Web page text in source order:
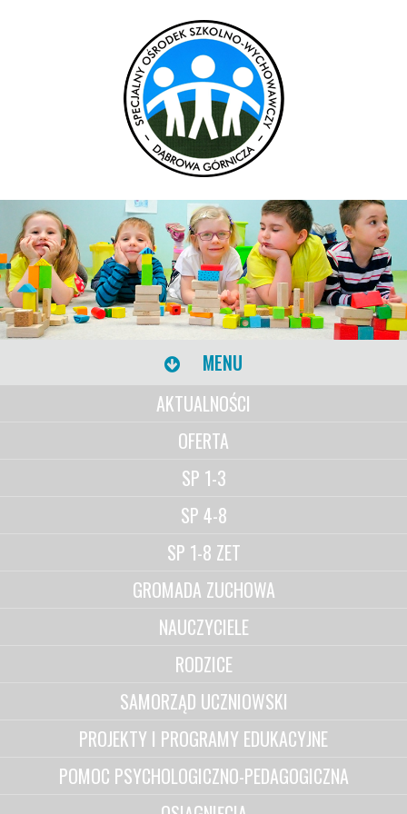
MENU
AKTUALNOŚCI
OFERTA
SP 1-3
SP 4-8
SP 1-8 ZET
GROMADA ZUCHOWA
NAUCZYCIELE
RODZICE
SAMORZĄD UCZNIOWSKI
PROJEKTY I PROGRAMY EDUKACYJNE
POMOC PSYCHOLOGICZNO-PEDAGOGICZNA